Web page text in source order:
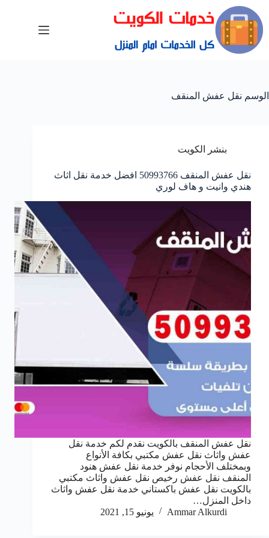
الوسم نقل عفش المنقف
بنشر الكويت
نقل عفش المنقف 50993766 افضل خدمة نقل اثاث
هندي وانيت و هاف لوري
نقل عفش المنقف بالكويت نقدم لكم خدمة نقل
عفش واثاث نقل عفش مكتبي بكافة الأنواع
وبمختلف الأحجام نوفر خدمة نقل عفش هنود
المنقف نقل عفش رخيص نقل عفش واثاث مكتبي
بالكويت نقل عفش باكستاني خدمة نقل عفش واثاث
داخل المنزل…
Ammar Alkurdi
يونيو 15, 2021